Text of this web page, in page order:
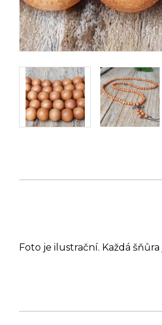
Foto je ilustrační. Každá